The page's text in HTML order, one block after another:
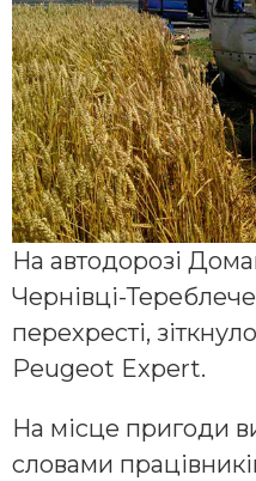
На автодорозі
Чернівці-
перехресті,
Peugeot Expert.
На місце пригоди
словами